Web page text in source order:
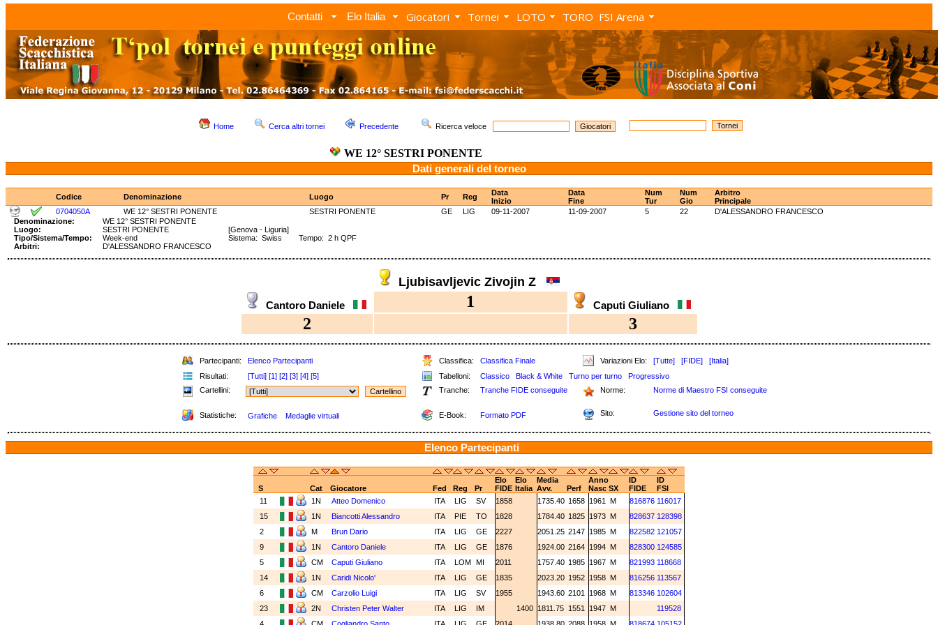
Contatti Elo Italia Giocatori Tornei LOTO TORO FSI Arena
Home Cerca altri tornei Precedente Ricerca veloce
WE 12° SESTRI PONENTE
Dati generali del torneo
Codice Denominazione Luogo Pr Reg
Data
Inizio
Data
Fine
Num
Tur
Num
Gio
Arbitro
Principale
0704050A
WE 12° SESTRI PONENTE SESTRI PONENTE GE LIG 09-11-2007 11-09-2007 5 22
D'ALESSANDRO FRANCESCO
Denominazione:
WE 12° SESTRI PONENTE
Luogo:
SESTRI PONENTE
[Genova - Liguria]
Tipo/Sistema/Tempo:
Week-end
Sistema: Swiss Tempo: 2 h QPF
Arbitri:
D'ALESSANDRO FRANCESCO
Ljubisavljevic Zivojin Z
Cantoro Daniele 1 Caputi Giuliano
2 3
Partecipanti: Elenco Partecipanti Classifica: Classifica Finale Variazioni Elo: [Tutte] [FIDE]
[Italia]
Risultati:
[Tutti] [1] [2] [3] [4] [5] Tabelloni: Classico Black & White Turno per turno
Progressivo
Cartellini:
Tranche: Tranche FIDE conseguite Norme: Norme di Maestro FSI conseguite
Statistiche: Grafiche Medaglie virtuali E-Book: Formato PDF Sito: Gestione sito del torneo
Elenco Partecipanti
Elo Elo Media Anno ID
ID
S
Cat Giocatore Fed Reg Pr FIDE Italia Avv. Perf Nasc SX FIDE
FSI
11
1N Atteo Domenico ITA LIG SV 1858 1735.40 1658 1961 M 816876 116017
15
1N Biancotti Alessandro ITA PIE TO 1828 1784.40 1825 1973 M 828637 128398
2
M Brun Dario ITA LIG GE 2227 2051.25 2147 1985 M 822582 121057
9
1N Cantoro Daniele ITA LIG GE 1876 1924.00 2164 1994 M 828300 124585
5
CM Caputi Giuliano ITA LOM MI 2011 1757.40 1985 1967 M 821993 118668
14
1N Caridi Nicolo' ITA LIG GE 1835 2023.20 1952 1958 M 816256 113567
6
CM Carzolio Luigi ITA LIG SV 1955 1943.60 2101 1968 M 813346 102604
23
2N Christen Peter Walter ITA LIG IM 1400 1811.75 1551 1947 M
119528